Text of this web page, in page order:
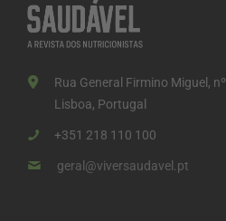
Rua General Firmino Miguel,
Lisboa, Portugal
+351 218 110 100
geral@viversaudavel.pt